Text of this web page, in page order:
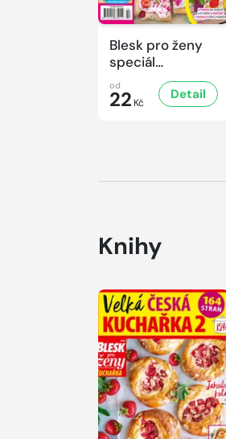
Blesk pro ženy
speciál
č.2/2026
od
22 Kč
Detail
Knihy